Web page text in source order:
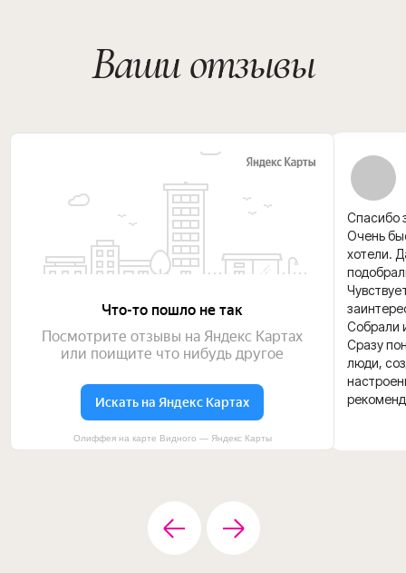
Спасибо
Очень
хотели.
Собрали
Сразу
люди,
Олиффея на карте Видного — Яндекс Карты